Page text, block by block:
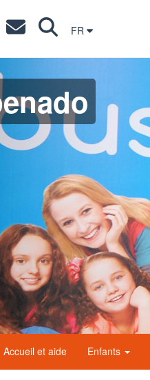
FR
Accueil et aide Enfants